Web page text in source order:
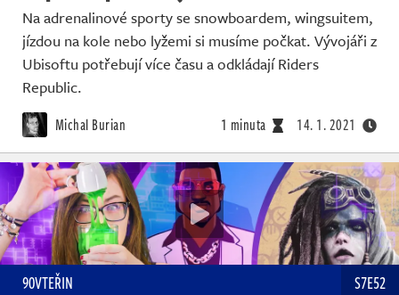
Na adrenalinové sporty se snowboardem, wingsuitem,
jízdou na kole nebo lyžemi si musíme počkat. Vývojáři z
Ubisoftu potřebují více času a odkládají Riders
Republic.
Michal Burian 1 minuta 14. 1. 2021
90VTEŘIN S7E52